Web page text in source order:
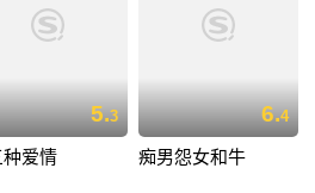
5.3
种爱情
6.4
痴男怨女和牛